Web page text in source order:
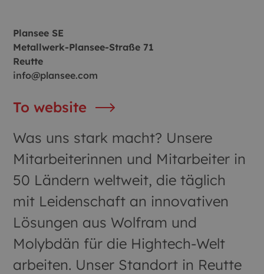
Plansee SE
Metallwerk-Plansee-Straße 71
Reutte
info@plansee.com
To website
Was uns stark macht? Unsere
Mitarbeiterinnen und Mitarbeiter in
50 Ländern weltweit, die täglich
mit Leidenschaft an innovativen
Lösungen aus Wolfram und
Molybdän für die Hightech-Welt
arbeiten. Unser Standort in Reutte